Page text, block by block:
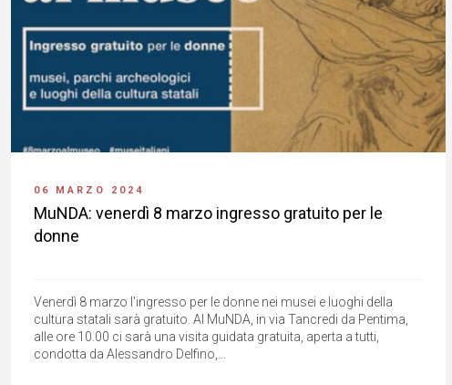
06 MARZO 2024
MuNDA: venerdì 8 marzo ingresso gratuito per le
donne
Venerdì 8 marzo l'ingresso per le donne nei musei e luoghi della
cultura statali sarà gratuito. Al MuNDA, in via Tancredi da Pentima,
alle ore 10.00 ci sarà una visita guidata gratuita, aperta a tutti,
condotta da Alessandro Delfino,...